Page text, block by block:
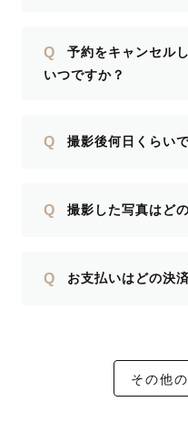
Q
予約をキャンセル
いつですか？
Q 撮影後何日くらい
Q 撮影した写真はど
Q お支払いはどの決
その他